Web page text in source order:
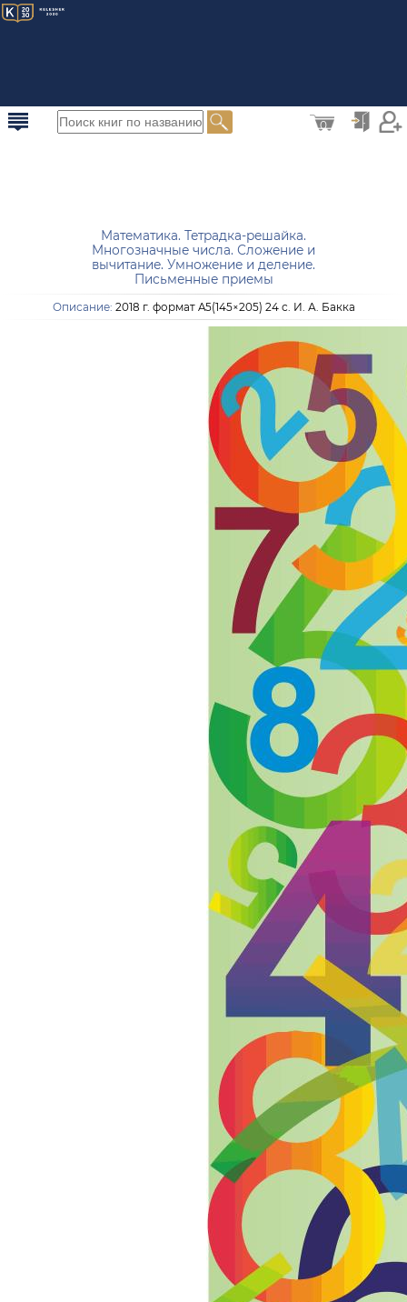
0
Математика. Тетрадка-решайка.
Многозначные числа. Сложение и
вычитание. Умножение и деление.
Письменные приемы
Описание: 2018 г. формат A5(145×205) 24 с. И. А. Бакка